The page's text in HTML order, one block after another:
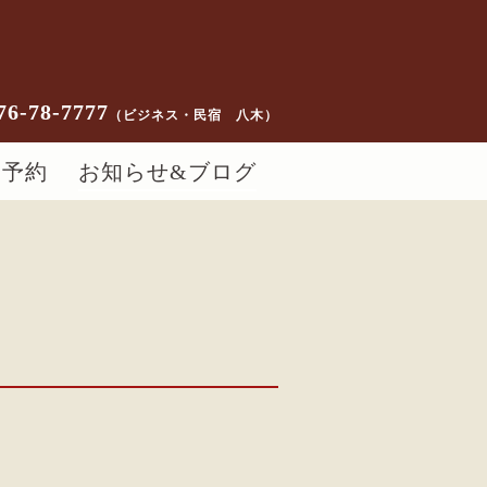
78-7777 （ビジネス・民宿 八木）
約 お知らせ&ブログ